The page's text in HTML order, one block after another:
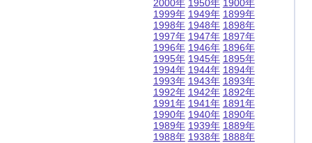
2000年
1999年
1998年
1997年
1996年
1995年
1994年
1993年
1992年
1991年
1990年
1989年
1988年
1950年
1949年
1948年
1947年
1946年
1945年
1944年
1943年
1942年
1941年
1940年
1939年
1938年
1900年
1899年
1898年
1897年
1896年
1895年
1894年
1893年
1892年
1891年
1890年
1889年
1888年